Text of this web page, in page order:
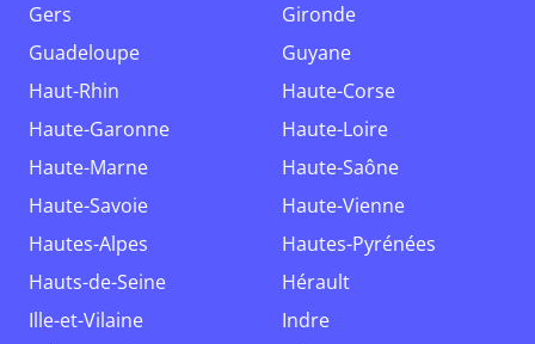
Gers
Gironde
Guadeloupe
Guyane
Haut-Rhin
Haute-Corse
Haute-Garonne
Haute-Loire
Haute-Marne
Haute-Saône
Haute-Savoie
Haute-Vienne
Hautes-Alpes
Hautes-Pyrénées
Hauts-de-Seine
Hérault
Ille-et-Vilaine
Indre